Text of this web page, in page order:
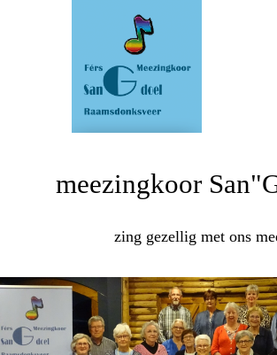
meezingkoor
zing gezellig met ons